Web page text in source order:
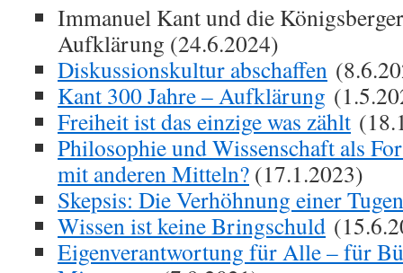
Immanuel Kant und die
Aufklärung (24.6.2024)
Diskussionskultur abschaffen
Kant 300 Jahre – Aufklärung
Freiheit ist das einzige was zählt
Philosophie und Wissenschaft als
mit anderen Mitteln? (17.1.2023)
Skepsis: Die Verhöhnung einer
Wissen ist keine Bringschuld
Eigenverantwortung für Alle – für